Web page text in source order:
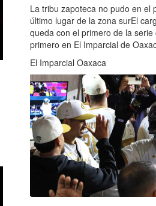
La tribu zapoteca no pudo en el
último lugar de la zona surEl
queda con el primero de la
primero en El Imparcial de
El Imparcial Oaxaca